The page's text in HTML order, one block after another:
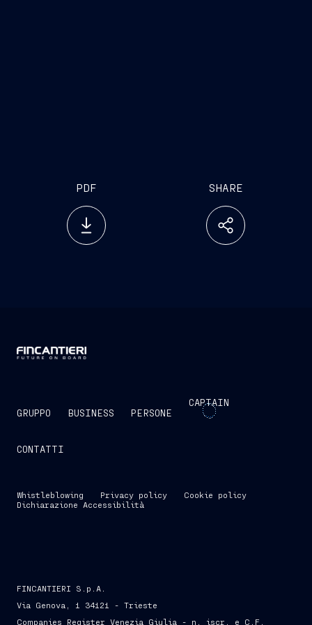
PDF SHARE
GRUPPO BUSINESS PERSONE
CAPTAIN
CONTATTI
Whistleblowing Privacy policy
Cookie policy
Dichiarazione Accessibilità
FINCANTIERI S.p.A.
Via Genova, 1 34121 - Trieste
Companies Register Venezia Giulia - n. iscr. e C.F.